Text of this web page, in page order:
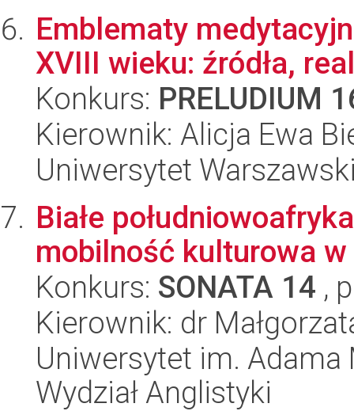
Emblematy
XVIII wieku: źródła,
Konkurs: PRELUDIUM
Kierownik: Alicja Ewa
Uniwersytet
Białe
mobilność kulturowa
Konkurs: SONATA 14 ,
Kierownik: dr
Uniwersytet im.
Wydział Anglistyki